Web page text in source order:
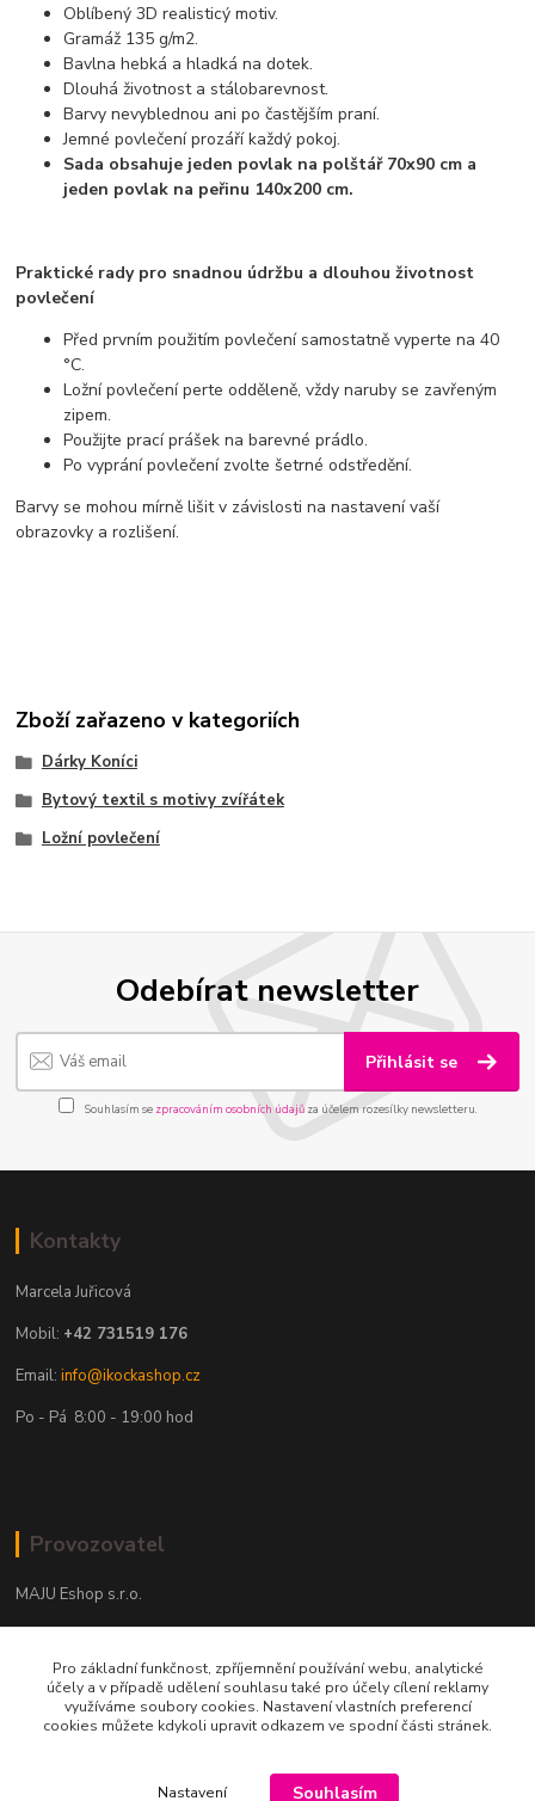
Oblíbený 3D realisticý motiv.
Gramáž 135 g/m2.
Bavlna hebká a hladká na dotek.
Dlouhá životnost a stálobarevnost.
Barvy nevyblednou ani po častějším praní.
Jemné povlečení prozáří každý pokoj.
Sada obsahuje jeden povlak na polštář 70x90 cm a
jeden povlak na peřinu 140x200 cm.
Praktické rady pro snadnou údržbu a dlouhou životnost
povlečení
Před prvním použitím povlečení samostatně vyperte na 40
°C.
Ložní povlečení perte odděleně, vždy naruby se zavřeným
zipem.
Použijte prací prášek na barevné prádlo.
Po vyprání povlečení zvolte šetrné odstředění.
Barvy se mohou mírně lišit v závislosti na nastavení vaší
obrazovky a rozlišení.
Zboží zařazeno v kategoriích
Dárky Koníci
Bytový textil s motivy zvířátek
Ložní povlečení
Odebírat newsletter
Přihlásit se
Souhlasím se zpracováním osobních údajůza účelem rozesílky newsletteru.
Kontakty
Marcela Juřicová
Mobil: +42 731519 176
Email:info@ikockashop.cz
Po - Pá 8:00 - 19:00 hod
Provozovatel
MAJU Eshop s.r.o.
702 00 Ostrava
IČ: 09674799
Pro základní funkčnost, zpříjemnění používání webu, analytické
účely a v případě udělení souhlasu také pro účely cílení reklamy
využíváme soubory cookies. Nastavení vlastních preferencí
cookies můžete kdykoli upravit odkazem ve spodní části stránek.
Nastavení Souhlasím